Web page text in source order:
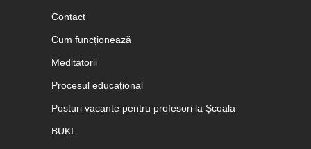
Contact
Cum funcționează
Meditatorii
Procesul educațional
Posturi vacante pentru profesori la Școala
BUKI